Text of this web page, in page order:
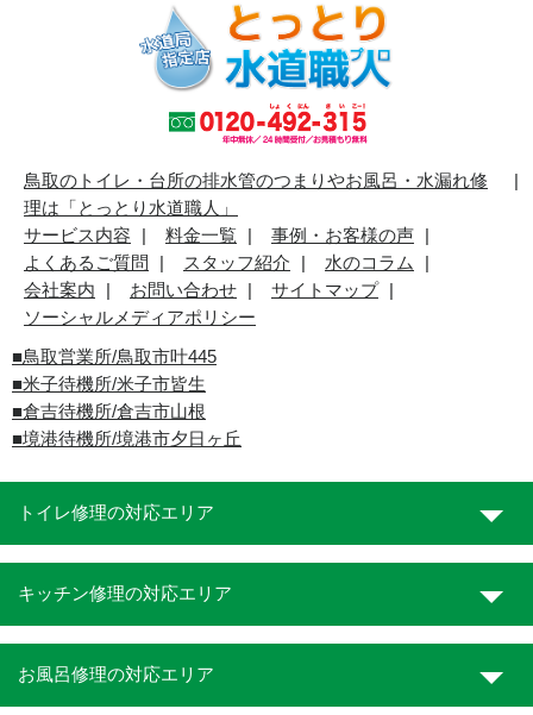
鳥取のトイレ・台所の排水管のつまりやお風呂・水漏れ修
理は「とっとり水道職人」
サービス内容
料金一覧
事例・お客様の声
よくあるご質問
スタッフ紹介
水のコラム
会社案内
お問い合わせ
サイトマップ
ソーシャルメディアポリシー
■鳥取営業所/鳥取市叶445
■米子待機所/米子市皆生
■倉吉待機所/倉吉市山根
■境港待機所/境港市夕日ヶ丘
トイレ修理の対応エリア
キッチン修理の対応エリア
お風呂修理の対応エリア